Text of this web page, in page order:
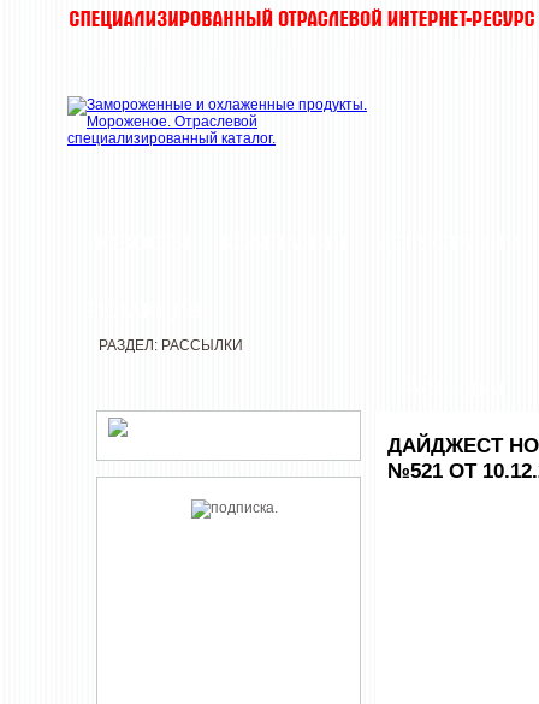
РАЗДЕЛ: РАССЫЛКИ
ДАЙДЖЕСТ
№521 ОТ